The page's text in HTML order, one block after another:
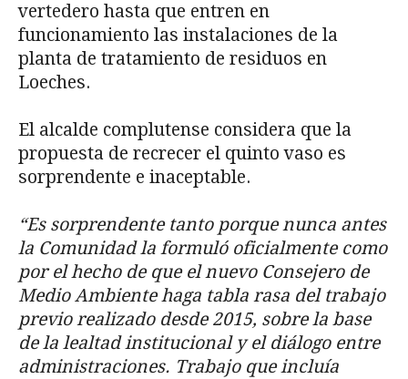
vertedero hasta que entren en
funcionamiento las instalaciones de la
planta de tratamiento de residuos en
Loeches.
El alcalde complutense considera que la
propuesta de recrecer el quinto vaso es
sorprendente e inaceptable.
“Es sorprendente tanto porque nunca antes
la Comunidad la formuló oficialmente como
por el hecho de que el nuevo Consejero de
Medio Ambiente haga tabla rasa del trabajo
previo realizado desde 2015, sobre la base
de la lealtad institucional y el diálogo entre
administraciones. Trabajo que incluía